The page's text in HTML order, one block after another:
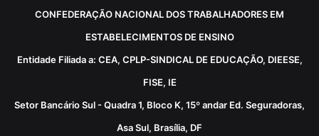
CONFEDERAÇÃO NACIONAL DOS TRABALHADORES EM
ESTABELECIMENTOS DE ENSINO
Entidade Filiada a: CEA, CPLP-SINDICAL DE EDUCAÇÃO, DIEESE,
FISE, IE
Setor Bancário Sul - Quadra 1, Bloco K, 15º andar Ed. Seguradoras,
Asa Sul, Brasília, DF